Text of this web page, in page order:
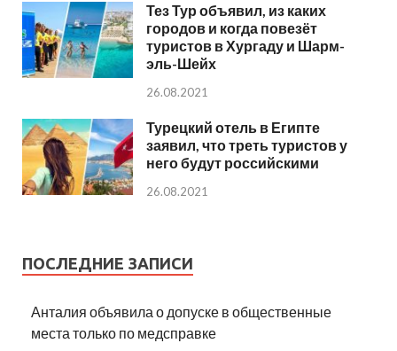
Тез Тур объявил, из каких
городов и когда повезёт
туристов в Хургаду и Шарм-
эль-Шейх
26.08.2021
Турецкий отель в Египте
заявил, что треть туристов у
него будут российскими
26.08.2021
ПОСЛЕДНИЕ ЗАПИСИ
Анталия объявила о допуске в общественные
места только по медсправке